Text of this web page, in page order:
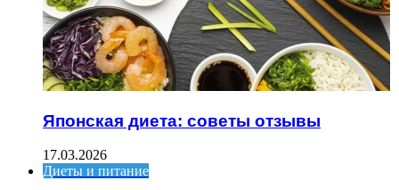
Японская диета: советы отзывы
17.03.2026
Диеты и питание